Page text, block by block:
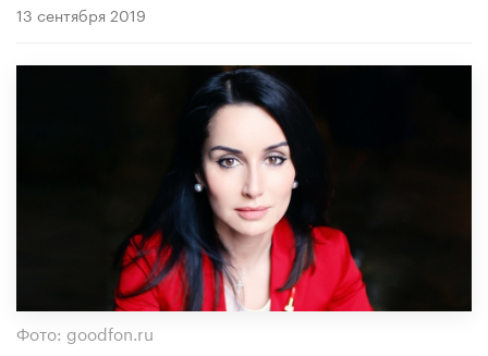
13 сентября 2019
Фото: goodfon.ru